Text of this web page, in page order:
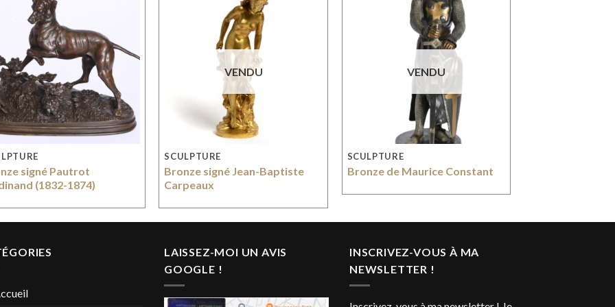
signé Pautrot
(1832-1874)
VENDU
SCULPTURE
Bronze signé Jean-Baptiste
Carpeaux
VENDU
SCULPTURE
Bronze de Maurice Constant
LAISSEZ-MOI UN AVIS
GOOGLE !
INSCRIVEZ-VOUS À MA
NEWSLETTER !